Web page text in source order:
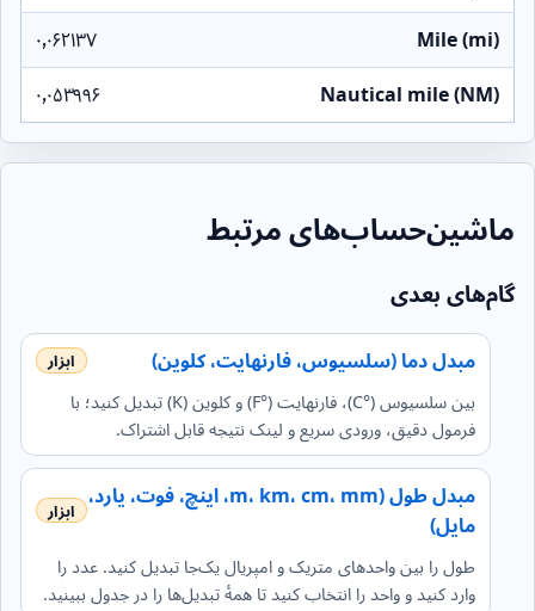
Mile (mi) ۰٫۰۶۲۱۳۷
Nautical mile (NM) ۰٫۰۵۳۹۹۶
ماشین‌حساب‌های مرتبط
گام‌های بعدی
مبدل دما (سلسیوس، فارنهایت، کلوین)
بین سلسیوس (°C)، فارنهایت (°F) و کلوین (K) تبدیل کنید؛ با
فرمول دقیق، ورودی سریع و لینک نتیجه قابل اشتراک.
مبدل طول (m، km، cm، mm، اینچ، فوت، یارد،
مایل)
طول را بین واحدهای متریک و امپریال یک‌جا تبدیل کنید. عدد را
وارد کنید و واحد را انتخاب کنید تا همهٔ تبدیل‌ها را در جدول ببینید.